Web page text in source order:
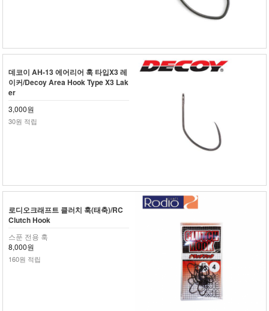
데코이 AH-13 에어리어 훅 타입X3 레
이커/Decoy Area Hook Type X3 Lak
er
3,000원
30원 적립
로디오크래프트 클러치 훅(태축)/RC
Clutch Hook
스푼 전용 훅
8,000원
160원 적립